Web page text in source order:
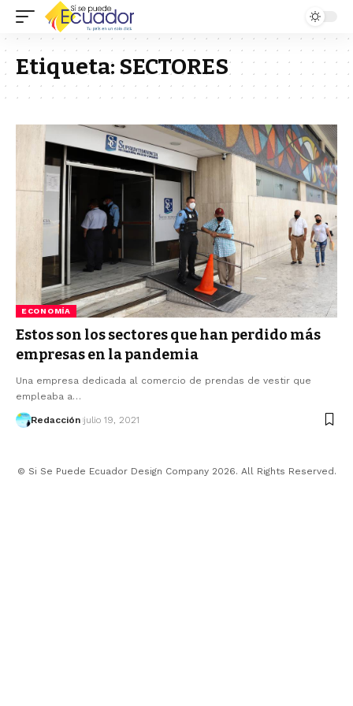
Etiqueta: SECTORES
ECONOMÍA
Estos son los sectores que han perdido más
empresas en la pandemia
Una empresa dedicada al comercio de prendas de vestir que
empleaba a…
Redacción julio 19, 2021
© Si Se Puede Ecuador Design Company 2026. All Rights Reserved.